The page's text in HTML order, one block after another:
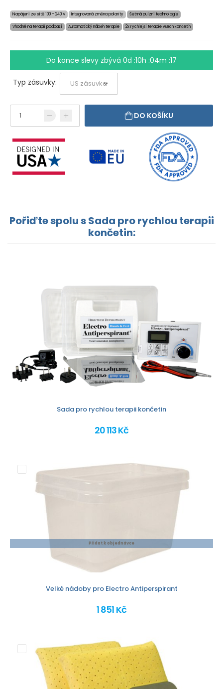
Napájení ze sítě 100 – 240 V Integrovaná změna polarity Šetrná pulzní technologie
Vhodné na terapii podpaží Automatický náběh terapie 2x rychlejší terapie všech končetin
Do konce slevy zbývá 0d :10h :04m :17
Typ zásuvky:
DO KOŠÍKU
Pořiďte spolu s Sada pro rychlou terapii
končetin:
Sada pro rychlou terapii končetin
20 113 Kč
Přidat k objednávce
Velké nádoby pro Electro Antiperspirant
1 851 Kč